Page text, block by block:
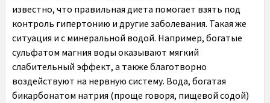
известно, что правильная диета помогает взять под
контроль гипертонию и другие заболевания. Такая же
ситуация и с минеральной водой. Например, богатые
сульфатом магния воды оказывают мягкий
слабительный эффект, а также благотворно
воздействуют на нервную систему. Вода, богатая
бикарбонатом натрия (проще говоря, пищевой содой)